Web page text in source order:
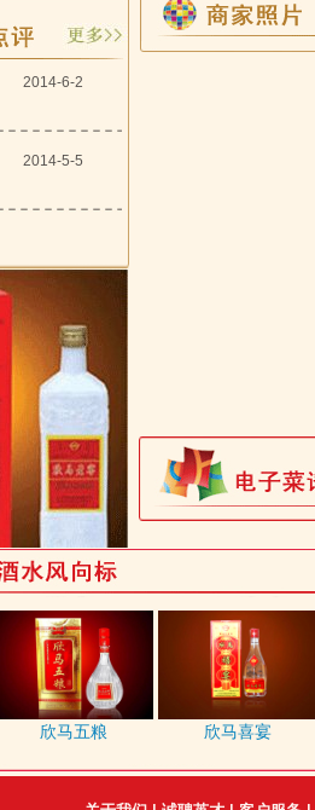
2014-6-2
2014-5-5
欣马五粮 欣马喜宴